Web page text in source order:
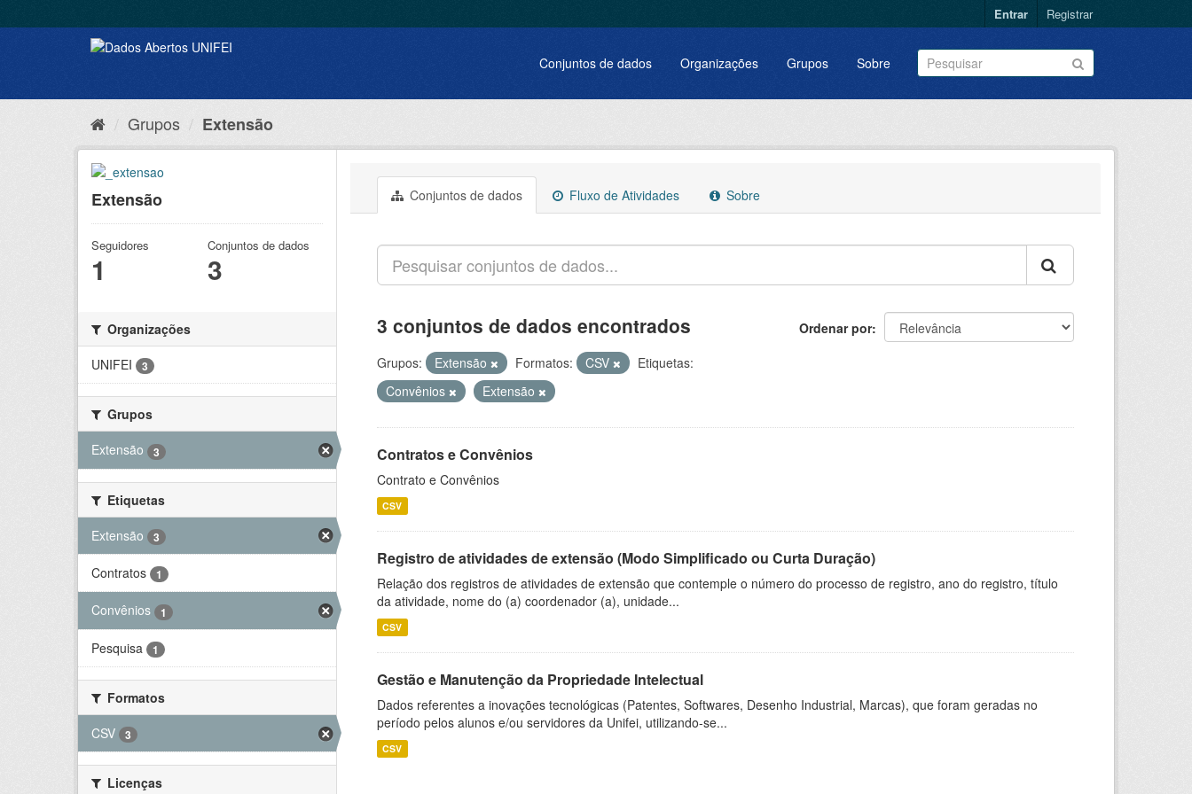
Entrar Registrar
Conjuntos de dados Organizações Grupos Sobre
Grupos Extensão
Extensão
Seguidores
1
Conjuntos de dados
3
Organizações
UNIFEI
3
Grupos
Extensão
3
Etiquetas
Extensão
3
Contratos 1
Convênios 1
Pesquisa 1
Formatos
CSV
3
Licenças
Conjuntos de dados Fluxo de Atividades Sobre
Ordenar por
3 conjuntos de dados encontrados
Grupos: Extensão Formatos: CSV
Etiquetas:
Convênios
Extensão
Contratos e Convênios
Contrato e Convênios
CSV
Registro de atividades de extensão (Modo Simplificado ou Curta Duração)
Relação dos registros de atividades de extensão que contemple o número do processo de registro, ano do registro, título
da atividade, nome do (a) coordenador (a), unidade...
CSV
Gestão e Manutenção da Propriedade Intelectual
Dados referentes a inovações tecnológicas (Patentes, Softwares, Desenho Industrial, Marcas), que foram geradas no
período pelos alunos e/ou servidores da Unifei, utilizando-se...
CSV